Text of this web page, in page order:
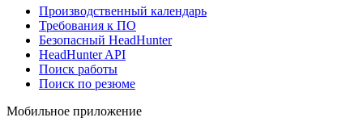
Производственный календарь
Требования к ПО
Безопасный HeadHunter
HeadHunter API
Поиск работы
Поиск по резюме
Мобильное приложение